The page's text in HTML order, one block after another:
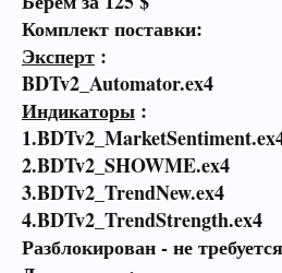
Комплект поставки:
Эксперт :
BDTv2_Automator.ex4
Индикаторы :
2.BDTv2_SHOWME.ex4
3.BDTv2_TrendNew.ex4
4.BDTv2_TrendStrength.ex4
Разблокирован - не